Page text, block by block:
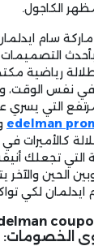
الكاجول.
سام
بأحدث
رياضية
نفس الوقت،
التي يسري
edelman
كالأميرات
تجعلك
الحين
ايدلمان لكي
الخصومات: